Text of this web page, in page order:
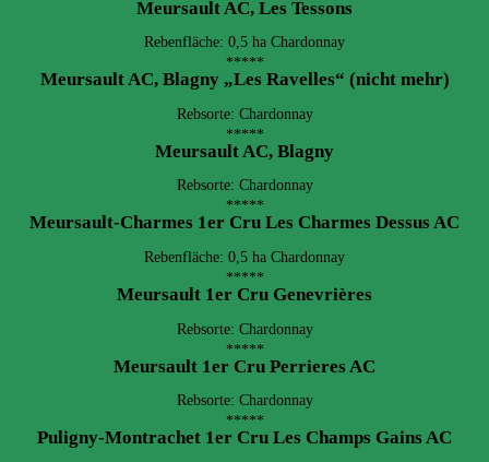
Meursault AC, Les Tessons
Rebenfläche: 0,5 ha Chardonnay
*****
Meursault AC, Blagny „Les Ravelles“ (nicht mehr)
Rebsorte: Chardonnay
*****
Meursault AC, Blagny
Rebsorte: Chardonnay
*****
Meursault-Charmes 1er Cru Les Charmes Dessus AC
Rebenfläche: 0,5 ha Chardonnay
*****
Meursault 1er Cru Genevrières
Rebsorte: Chardonnay
*****
Meursault 1er Cru Perrieres AC
Rebsorte: Chardonnay
*****
Puligny-Montrachet 1er Cru Les Champs Gains AC